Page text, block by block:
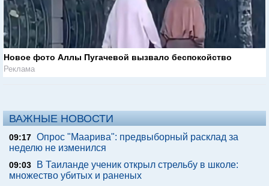
Новое фото Аллы Пугачевой вызвало беспокойство
Реклама
ВАЖНЫЕ НОВОСТИ
09:17 Опрос "Mаарива": предвыборный расклад за
неделю не изменился
09:03
В Таиланде ученик открыл стрельбу в школе:
множество убитых и раненых